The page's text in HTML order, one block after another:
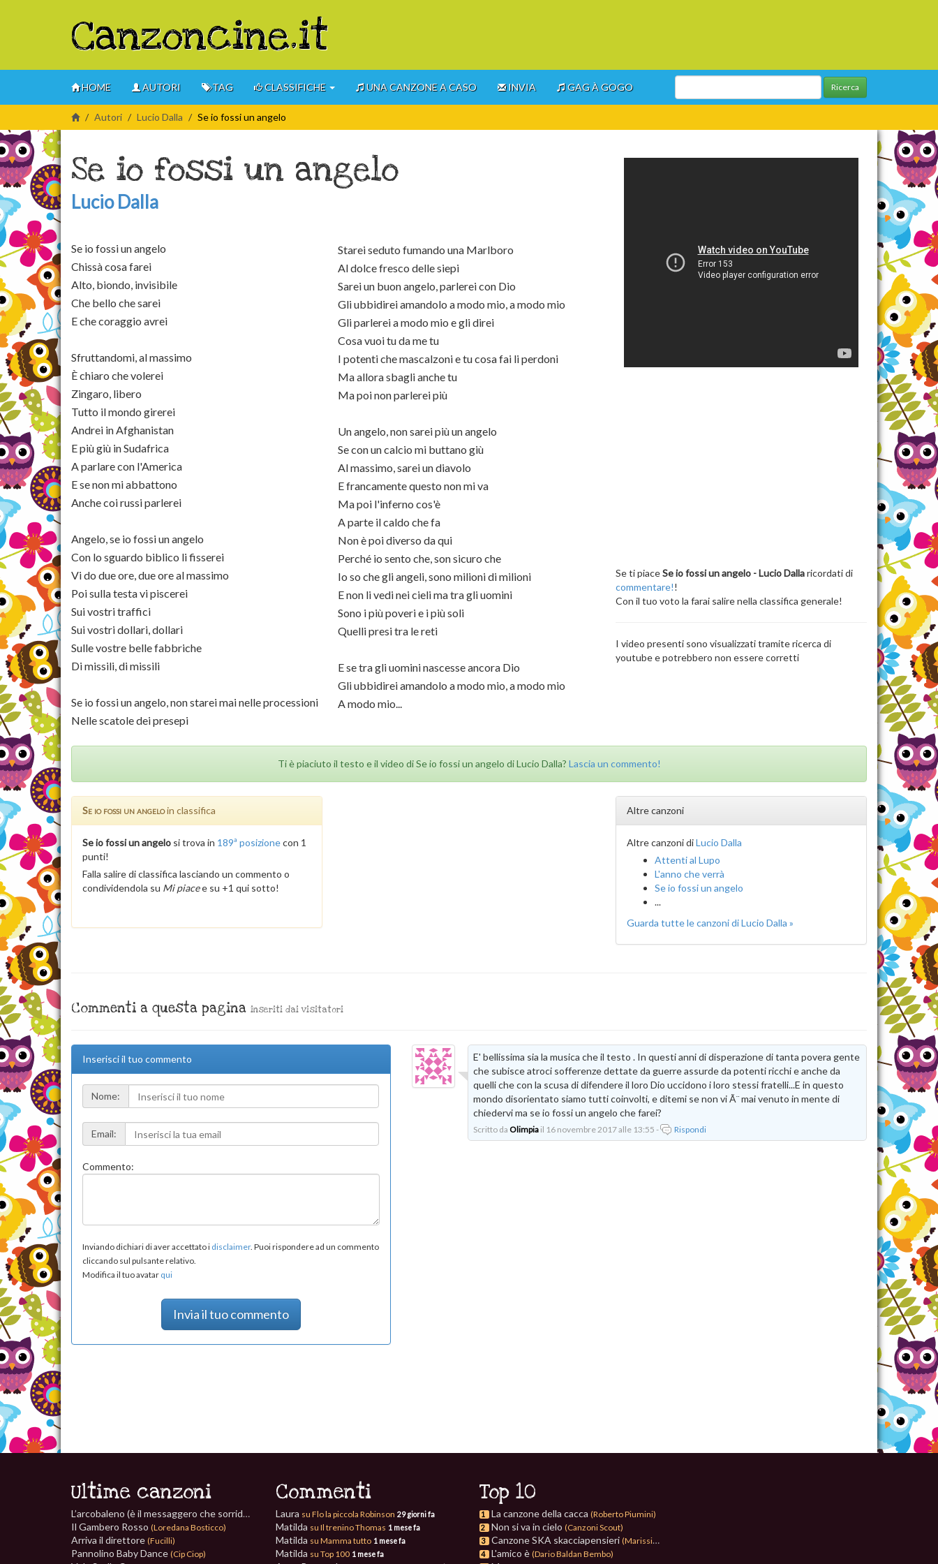
Canzoncine.it
HOME AUTORI TAG CLASSIFICHE UNA CANZONE A CASO INVIA GAG À GOGO Ricerca
Autori Lucio Dalla Se io fossi un angelo
Se io fossi un angelo
Lucio Dalla
Se io fossi un angelo
Chissà cosa farei
Alto, biondo, invisibile
Che bello che sarei
E che coraggio avrei
Sfruttandomi, al massimo
È chiaro che volerei
Zingaro, libero
Tutto il mondo girerei
Andrei in Afghanistan
E più giù in Sudafrica
A parlare con l'America
E se non mi abbattono
Anche coi russi parlerei
Angelo, se io fossi un angelo
Con lo sguardo biblico li fisserei
Vi do due ore, due ore al massimo
Poi sulla testa vi piscerei
Sui vostri traffici
Sui vostri dollari, dollari
Sulle vostre belle fabbriche
Di missili, di missili
Se io fossi un angelo, non starei mai nelle processioni
Nelle scatole dei presepi
Starei seduto fumando una Marlboro
Al dolce fresco delle siepi
Sarei un buon angelo, parlerei con Dio
Gli ubbidirei amandolo a modo mio, a modo mio
Gli parlerei a modo mio e gli direi
Cosa vuoi tu da me tu
I potenti che mascalzoni e tu cosa fai li perdoni
Ma allora sbagli anche tu
Ma poi non parlerei più
Un angelo, non sarei più un angelo
Se con un calcio mi buttano giù
Al massimo, sarei un diavolo
E francamente questo non mi va
Ma poi l'inferno cos'è
A parte il caldo che fa
Non è poi diverso da qui
Perché io sento che, son sicuro che
Io so che gli angeli, sono milioni di milioni
E non li vedi nei cieli ma tra gli uomini
Sono i più poveri e i più soli
Quelli presi tra le reti
E se tra gli uomini nascesse ancora Dio
Gli ubbidirei amandolo a modo mio, a modo mio
A modo mio...
Se ti piaceSe io fossi un angelo - Lucio Dallaricordati di
commentare!!
Con il tuo voto la farai salire nella classifica generale!
I video presenti sono visualizzati tramite ricerca di
youtube e potrebbero non essere corretti
Ti è piaciuto il testo e il video di Se io fossi un angelo di Lucio Dalla? Lascia un commento!
Se io fossi un angeloin classifica
Se io fossi un angelo si trova in 189ª posizionecon 1
punti!
Falla salire di classifica lasciando un commento o
condividendola su Mi piacee su +1 qui sotto!
Altre canzoni
Altre canzoni diLucio Dalla
Attenti al Lupo
L'anno che verrà
Se io fossi un angelo
...
Guarda tutte le canzoni di Lucio Dalla »
Commenti a questa pagina inseriti dai visitatori
Inserisci il tuo commento
Nome:
Email:
Commento:
Inviando dichiari di aver accettato i disclaimer. Puoi rispondere ad un commento
cliccando sul pulsante relativo.
Modifica il tuo avatar qui
Invia il tuo commento
E' bellissima sia la musica che il testo . In questi anni di disperazione di tanta povera gente
che subisce atroci sofferenze dettate da guerre assurde da potenti ricchi e anche da
quelli che con la scusa di difendere il loro Dio uccidono i loro stessi fratelli...E in questo
mondo disorientato siamo tutti coinvolti, e ditemi se non vi Ã¨ mai venuto in mente di
chiedervi ma se io fossi un angelo che farei?
Scritto da Olimpiail 16 novembre 2017 alle 13:55 - Rispondi
Ultime canzoni
L’arcobaleno (è il messaggero che sorride) (Paolo Vezzaro)
Il Gambero Rosso (Loredana Bosticco)
Arriva il direttore (Fucilli)
Pannolino Baby Dance (Cip Ciop)
Commenti
Laura su Flo la piccola Robinson 29 giorni fa
Matilda su Il trenino Thomas 1 mese fa
Matilda su Mamma tutto 1 mese fa
Matilda su Top 100 1 mese fa
Top 10
1 La canzone della cacca (Roberto Piumini)
2 Non si va in cielo (Canzoni Scout)
3 Canzone SKA skacciapensieri (Marissima)
4 L'amico è (Dario Baldan Bembo)